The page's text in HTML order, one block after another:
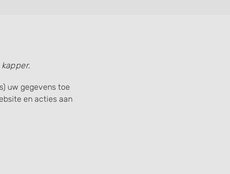
uw gegevens toe
en acties aan